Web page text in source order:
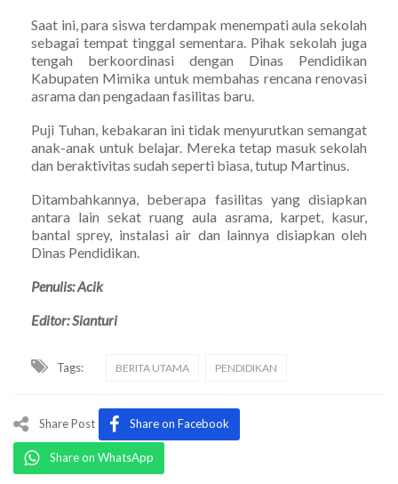
Saat ini, para siswa terdampak menempati aula sekolah
sebagai tempat tinggal sementara. Pihak sekolah juga
tengah berkoordinasi dengan Dinas Pendidikan
Kabupaten Mimika untuk membahas rencana renovasi
asrama dan pengadaan fasilitas baru.
Puji Tuhan, kebakaran ini tidak menyurutkan semangat
anak-anak untuk belajar. Mereka tetap masuk sekolah
dan beraktivitas sudah seperti biasa, tutup Martinus.
Ditambahkannya, beberapa fasilitas yang disiapkan
antara lain sekat ruang aula asrama, karpet, kasur,
bantal sprey, instalasi air dan lainnya disiapkan oleh
Dinas Pendidikan.
Penulis: Acik
Editor: Sianturi
Tags: BERITA UTAMA PENDIDIKAN
Share Post Share on Facebook
Share on WhatsApp